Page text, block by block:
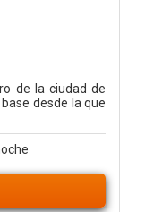
de la ciudad de
desde la que